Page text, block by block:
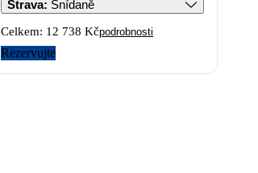
Strava: Snídaně
Celkem: 12 738 Kčpodrobnosti
Rezervujte